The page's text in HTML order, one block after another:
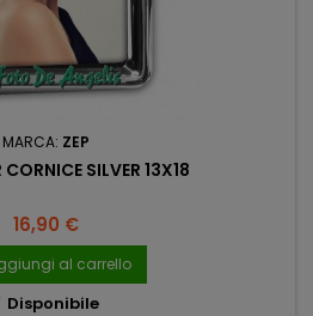
MARCA: ZEP
CORNICE SILVER 13X18
Prezzo
16,90 €
al carrello
Disponibile